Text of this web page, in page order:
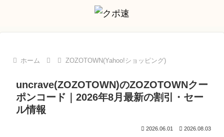
ホーム ZOZOTOWN(Yahoo!ショッピング)
uncrave(ZOZOTOWN)のZOZOTOWNクー
ポンコード｜2026年8月最新の割引・セー
ル情報
2026.06.01 2026.08.03